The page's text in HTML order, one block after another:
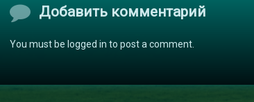
Комментарии
Добавить комментарий
You must be logged in to post a comment.